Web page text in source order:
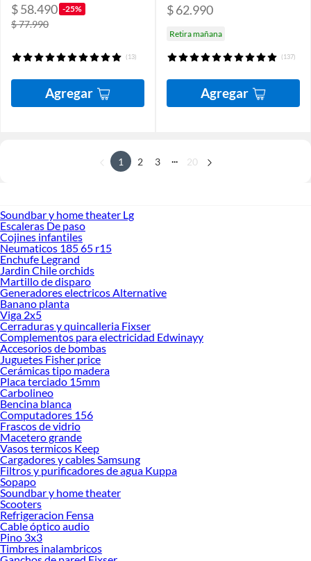
$ 58.490 -25%
$ 77.990
(13)
Agregar
$ 62.990
Retira mañana
(137)
Agregar
1 2 3 20
Soundbar y home theater Lg
Escaleras De paso
Cojines infantiles
Neumaticos 185 65 r15
Enchufe Legrand
Jardin Chile orchids
Martillo de disparo
Generadores electricos Alternative
Banano planta
Viga 2x5
Cerraduras y quincalleria Fixser
Complementos para electricidad Edwinayy
Accesorios de bombas
Juguetes Fisher price
Cerámicas tipo madera
Placa terciado 15mm
Carbolineo
Bencina blanca
Computadores 156
Frascos de vidrio
Macetero grande
Vasos termicos Keep
Cargadores y cables Samsung
Filtros y purificadores de agua Kuppa
Sopapo
Soundbar y home theater
Scooters
Refrigeracion Fensa
Cable óptico audio
Pino 3x3
Timbres inalambricos